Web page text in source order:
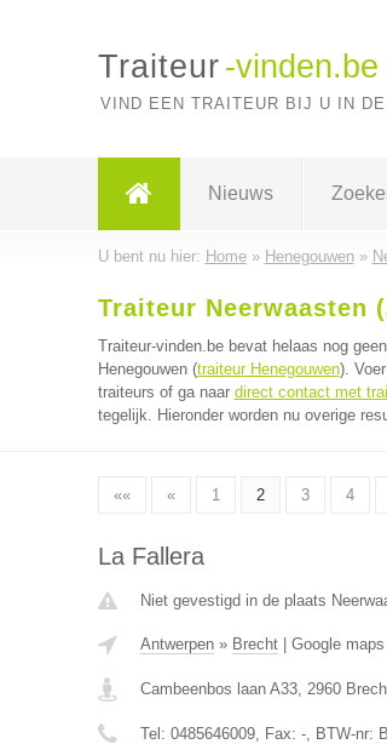
Traiteur -vinden.be
VIND EEN TRAITEUR BIJ U IN DE
Nieuws
U bent nu hier: Home» Henegouwen»
Traiteur Neerwaasten
Traiteur-vinden.be bevat helaas nog geen
Henegouwen (traiteur Henegouwen).
traiteurs of ga naar direct contact met
tegelijk. Hieronder worden nu overige
«« « 1 2 3 4
La Fallera
Niet gevestigd in de plaats
Antwerpen» Brecht| Google maps
Cambeenbos laan A33, 2960
Tel: 0485646009, Fax: -, BTW-nr: